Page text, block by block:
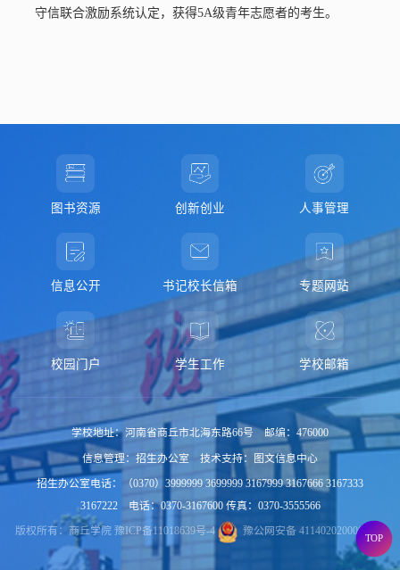
守信联合激励系统认定，获得5A级青年志愿者的考生。
图书资源 创新创业 人事管理
信息公开 书记校长信箱 专题网站
校园门户 学生工作 学校邮箱
学校地址：河南省商丘市北海东路66号 邮编：476000
信息管理：招生办公室 技术支持：图文信息中心
招生办公室电话：（0370）3999999 3699999 3167999 3167666 3167333
3167222 电话：0370-3167600 传真：0370-3555566
版权所有：商丘学院 豫ICP备11018639号-4 豫公网安备 41140202000015号
TOP